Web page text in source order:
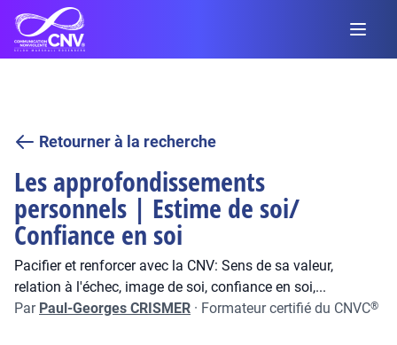
Retourner à la recherche
Les approfondissements
personnels | Estime de soi/
Confiance en soi
Pacifier et renforcer avec la CNV: Sens de sa valeur,
relation à l'échec, image de soi, confiance en soi,...
Par Paul-Georges CRISMER · Formateur certifié du CNVC®